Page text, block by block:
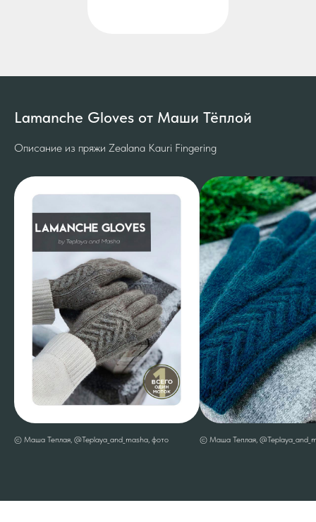
Lamanche Gloves от Маши Тёплой
Описание из пряжи Zealana Kauri Fingering
© Маша Теплая, @Teplaya_and_masha, фото © Маша Теплая,